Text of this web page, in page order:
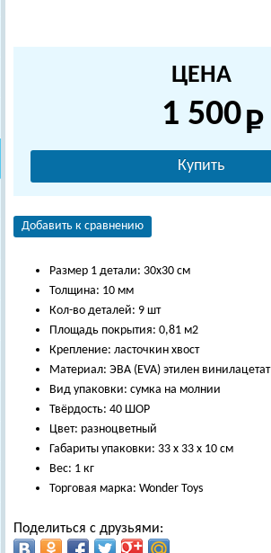
ЦЕНА
1 500
Купить
Добавить к сравнению
Размер 1 детали: 30х30 см
Толщина: 10 мм
Кол-во деталей: 9 шт
Площадь покрытия: 0,81 м2
Крепление: ласточкин хвост
Материал: ЭВА (EVA) этилен винилацетат
Вид упаковки: сумка на молнии
Твёрдость: 40 ШОР
Цвет: разноцветный
Габариты упаковки: 33 х 33 х 10 см
Вес: 1 кг
Торговая марка: Wonder Toys
Поделиться с друзьями: